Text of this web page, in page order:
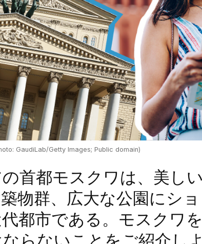
GaudiLab/Getty Images; Public domain)
首都モスクワは、美し
物群、広大な公園にシ
都市である。モスクワ
らないことをご紹介し